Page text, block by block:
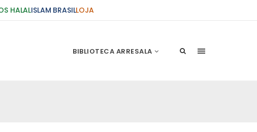
HALALISLAM BRASILLOJA
BIBLIOTECA ARRESALA